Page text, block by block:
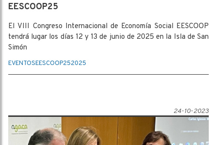
EESCOOP25
El VIII Congreso Internacional de Economía Social EESCOOP
tendrá lugar los días 12 y 13 de junio de 2025 en la Isla de San
Simón
EVENTOSEESCOOP252025
24-10-2023